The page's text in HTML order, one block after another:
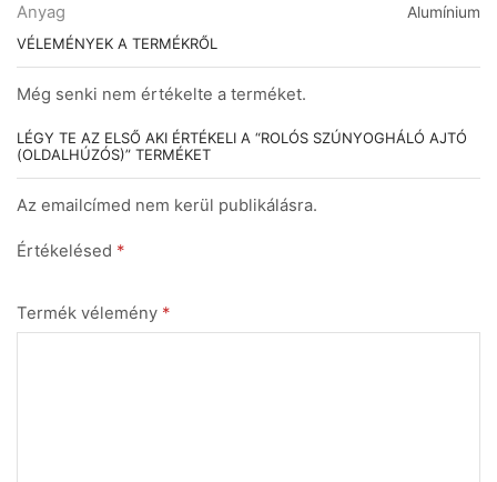
Anyag
Alumínium
VÉLEMÉNYEK A TERMÉKRŐL
Még senki nem értékelte a terméket.
LÉGY TE AZ ELSŐ AKI ÉRTÉKELI A “ROLÓS SZÚNYOGHÁLÓ AJTÓ
(OLDALHÚZÓS)” TERMÉKET
Az emailcímed nem kerül publikálásra.
Értékelésed *
Termék vélemény *